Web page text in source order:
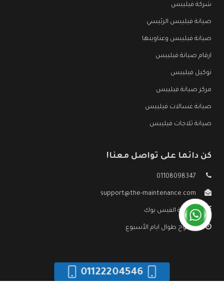
شركة فيليبس
صيانة فيليبس الرئيسي
صيانة فيليبس وعناوينها
ارقام صيانة فيليبس
توكيل فيليبس
مركز صيانة فيليبس
صيانة غسالات فيليبس
صيانة ثلاجات فيليبس
كن دائما على تواصل معنا!
01108098347
support@the-maintenance.com
صفحة الفيس بوك
مفتوح طوال ايام الأسبوع
01122204546